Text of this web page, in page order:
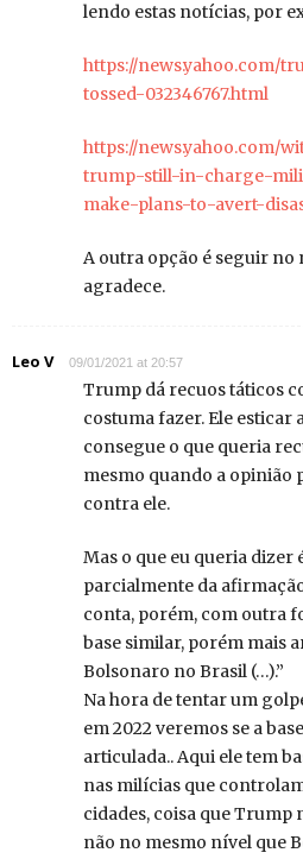
lendo estas notícias, por
https://news.yahoo.com/
tossed-032346767.html
https://news.yahoo.com/
trump-still-in-charge-
make-plans-to-avert-
A outra opção é seguir no
agradece.
Leo V 09/01/2021 at 20:57
Trump dá recuos táticos
costuma fazer. Ele esticar
consegue o que queria
mesmo quando a opinião
contra ele.
Mas o que eu queria dizer
parcialmente da
conta, porém, com outra
base similar, porém mais
Bolsonaro no Brasil (…).”
Na hora de tentar um
em 2022 veremos se a
articulada.. Aqui ele tem
nas milícias que
cidades, coisa que Trump
não no mesmo nível que